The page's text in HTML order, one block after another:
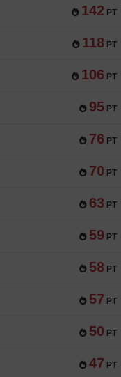
142 PT
118 PT
106 PT
95 PT
76 PT
70 PT
63 PT
59 PT
58 PT
57 PT
50 PT
47 PT